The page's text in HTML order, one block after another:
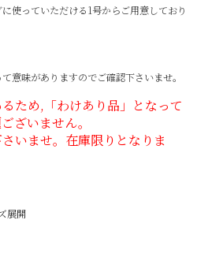
使っていただける1号からご用意しており
意味がありますのでご確認下さいませ。
ため,「わけあり品」となって
ざいません。
いませ。在庫限りとなりま
展開